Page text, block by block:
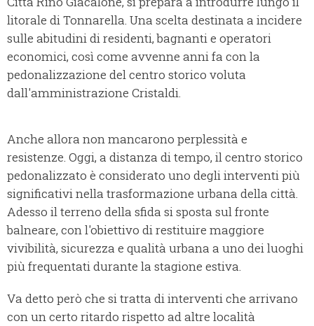
litorale di Tonnarella. Una scelta destinata a incidere
sulle abitudini di residenti, bagnanti e operatori
economici, così come avvenne anni fa con la
pedonalizzazione del centro storico voluta
dall'amministrazione Cristaldi.
Anche allora non mancarono perplessità e
resistenze. Oggi, a distanza di tempo, il centro storico
pedonalizzato è considerato uno degli interventi più
significativi nella trasformazione urbana della città.
Adesso il terreno della sfida si sposta sul fronte
balneare, con l'obiettivo di restituire maggiore
vivibilità, sicurezza e qualità urbana a uno dei luoghi
più frequentati durante la stagione estiva.
Va detto però che si tratta di interventi che arrivano
con un certo ritardo rispetto ad altre località